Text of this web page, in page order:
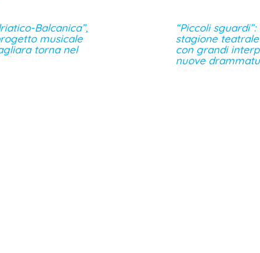
Balcanica”,
musicale
torna nel
“Piccoli
stagione
con grandi
nuove